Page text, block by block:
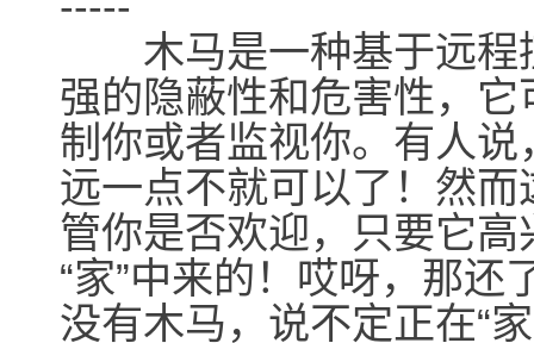
木马是一种基于远程
强的隐蔽性和危害性，
制你或者监视你。有人
远一点不就可以了！然而
管你是否欢迎，只要它
“家”中来的！哎呀，那
没有木马，说不定正在“